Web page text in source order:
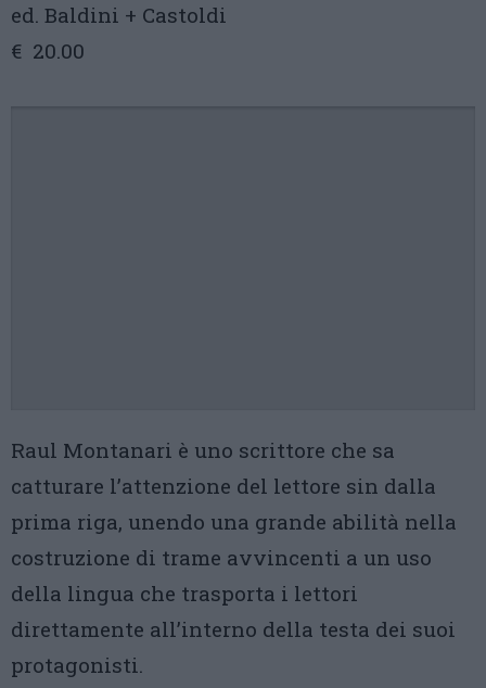
ed. Baldini + Castoldi
€ 20.00
Raul Montanari è uno scrittore che sa
catturare l’attenzione del lettore sin dalla
prima riga, unendo una grande abilità nella
costruzione di trame avvincenti a un uso
della lingua che trasporta i lettori
direttamente all’interno della testa dei suoi
protagonisti.